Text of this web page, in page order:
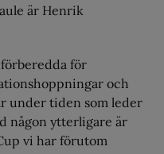
är Henrik
för
och
under tiden som leder
någon ytterligare är
vi har förutom